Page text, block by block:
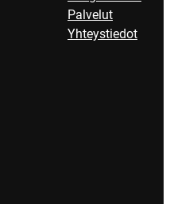
Palvelut
Yhteystiedot